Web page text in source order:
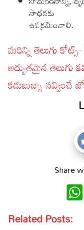
సాధనకు
ఉపక్రమించాలి.
మరిన్ని తెలుగు కోట్స్-
అద్బుతమైన తెలుగు
కడుబుబ్బా నవ్వించే
Share
Related Posts: